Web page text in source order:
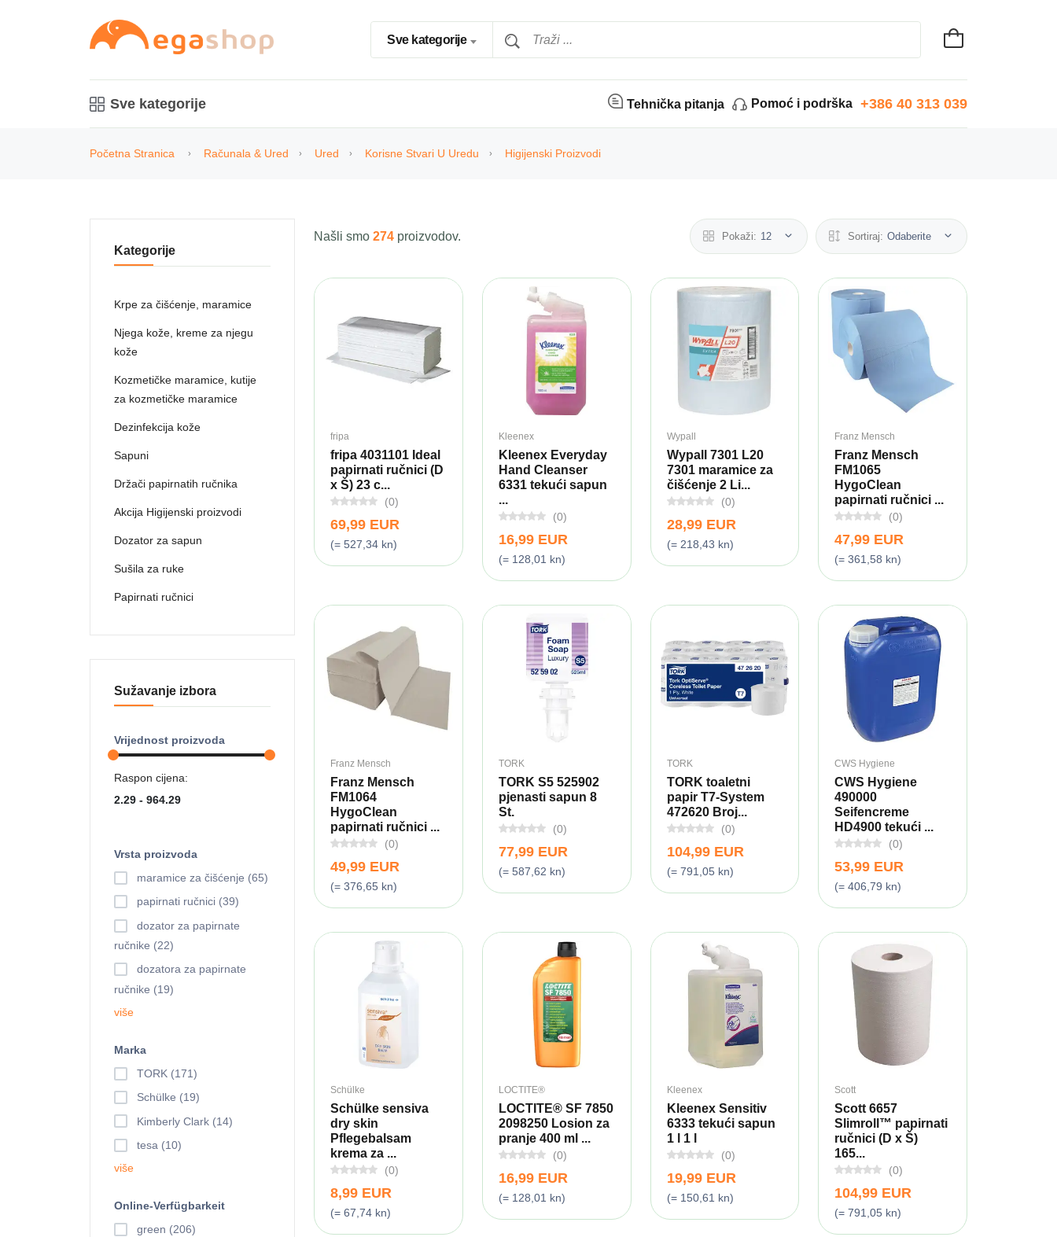
Sve kategorije
Sve kategorije Tehnička pitanja Pomoć i podrška +386 40 313 039
Početna Stranica Računala & Ured Ured Korisne Stvari U Uredu Higijenski Proizvodi
Našli smo 274 proizvodov. Pokaži: 12 Sortiraj: Odaberite
fripa
fripa 4031101 Ideal
papirnati ručnici (D
x Š) 23 c...
(0)
69,99 EUR
(= 527,34 kn)
Kleenex
Kleenex Everyday
Hand Cleanser
6331 tekući sapun
...
(0)
16,99 EUR
(= 128,01 kn)
Wypall
Wypall 7301 L20
7301 maramice za
čišćenje 2 Li...
(0)
28,99 EUR
(= 218,43 kn)
Franz Mensch
Franz Mensch
FM1065
HygoClean
papirnati ručnici ...
(0)
47,99 EUR
(= 361,58 kn)
Franz Mensch
Franz Mensch
FM1064
HygoClean
papirnati ručnici ...
(0)
49,99 EUR
(= 376,65 kn)
TORK
TORK S5 525902
pjenasti sapun 8
St.
(0)
77,99 EUR
(= 587,62 kn)
TORK
TORK toaletni
papir T7-System
472620 Broj...
(0)
104,99 EUR
(= 791,05 kn)
CWS Hygiene
CWS Hygiene
490000
Seifencreme
HD4900 tekući ...
(0)
53,99 EUR
(= 406,79 kn)
Schülke
Schülke sensiva
dry skin
Pflegebalsam
krema za ...
(0)
8,99 EUR
(= 67,74 kn)
LOCTITE®
LOCTITE® SF 7850
2098250 Losion za
pranje 400 ml ...
(0)
16,99 EUR
(= 128,01 kn)
Kleenex
Kleenex Sensitiv
6333 tekući sapun
1 l 1 l
(0)
19,99 EUR
(= 150,61 kn)
Scott
Scott 6657
Slimroll™ papirnati
ručnici (D x Š)
165...
(0)
104,99 EUR
(= 791,05 kn)
Kategorije
Krpe za čišćenje, maramice
Njega kože, kreme za njegu
kože
Kozmetičke maramice, kutije
za kozmetičke maramice
Dezinfekcija kože
Sapuni
Držači papirnatih ručnika
Akcija Higijenski proizvodi
Dozator za sapun
Sušila za ruke
Papirnati ručnici
Sužavanje izbora
Vrijednost proizvoda
Raspon cijena:
Vrsta proizvoda
maramice za čišćenje (65)
papirnati ručnici (39)
dozator za papirnate
ručnike (22)
dozatora za papirnate
ručnike (19)
više
Marka
TORK (171)
Schülke (19)
Kimberly Clark (14)
tesa (10)
više
Online-Verfügbarkeit
green (206)